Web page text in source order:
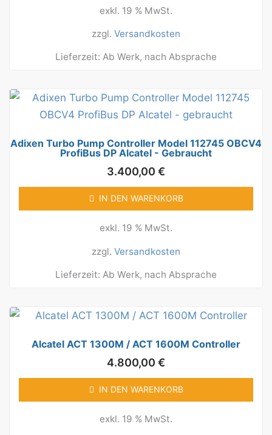
exkl. 19 % MwSt.
zzgl. Versandkosten
Lieferzeit: Ab Werk, nach Absprache
Adixen Turbo Pump Controller Model 112745 OBCV4
ProfiBus DP Alcatel - Gebraucht
3.400,00 €
IN DEN WARENKORB
exkl. 19 % MwSt.
zzgl. Versandkosten
Lieferzeit: Ab Werk, nach Absprache
Alcatel ACT 1300M / ACT 1600M Controller
4.800,00 €
IN DEN WARENKORB
exkl. 19 % MwSt.